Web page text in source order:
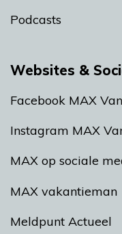
Podcasts
Websites &
Facebook MAX
Instagram MAX
MAX op sociale
MAX vakantieman
Meldpunt Actueel